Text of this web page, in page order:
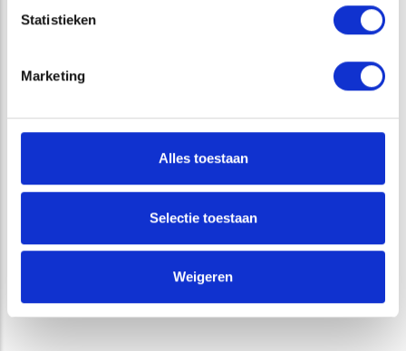
Statistieken
Marketing
Alles toestaan
Selectie toestaan
Weigeren
GEBIEDSBESCHERMING
ECOLOGISCHE ONDERSTEUNING GEBIEDSPROCESSEN
BEHEERPLANNEN EN -ADVIES
NATUURBELEID EN EVALUATIES